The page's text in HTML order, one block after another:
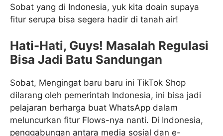
Sobat yang di Indonesia, yuk kita doain supaya
fitur serupa bisa segera hadir di tanah air!
Hati-Hati, Guys! Masalah Regulasi
Bisa Jadi Batu Sandungan
Sobat, Mengingat baru baru ini TikTok Shop
dilarang oleh pemerintah Indonesia, ini bisa jadi
pelajaran berharga buat WhatsApp dalam
meluncurkan fitur Flows-nya nanti. Di Indonesia,
penggabungan antara media sosial dan e-